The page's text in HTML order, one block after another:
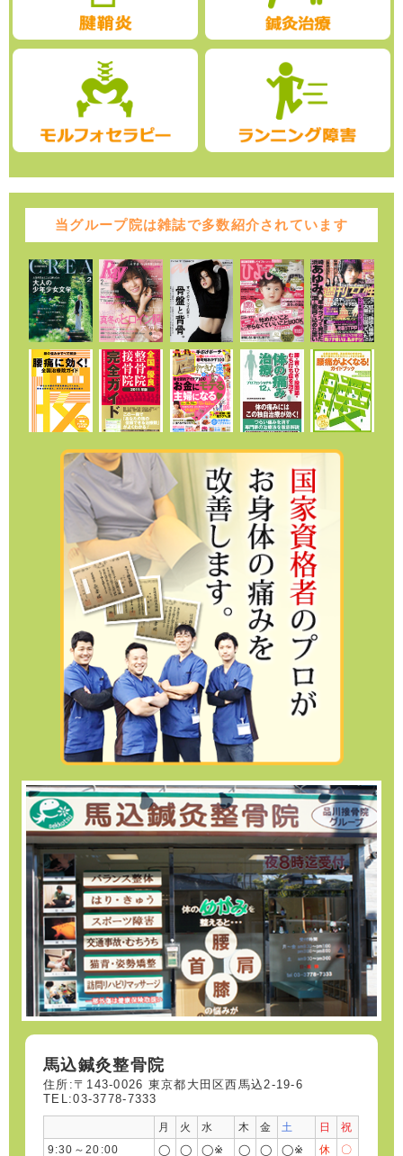
当グループ院は雑誌で多数紹介されています
馬込鍼灸整骨院
住所:〒143-0026 東京都大田区西馬込2-19-6
TEL:03-3778-7333
月 火 水 木 金 土 日 祝
9:30～20:00 ◯ ◯ ◯※ ◯ ◯ ◯※ 休 〇